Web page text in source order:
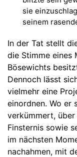
sie
seinem
In der Tat stellt
die Stimme eines
Bösewichts
Dennoch lässt
vielmehr eine
einordnen. Wo er
verkümmert,
Finsternis sowie
im nächsten
nachahmen, mit